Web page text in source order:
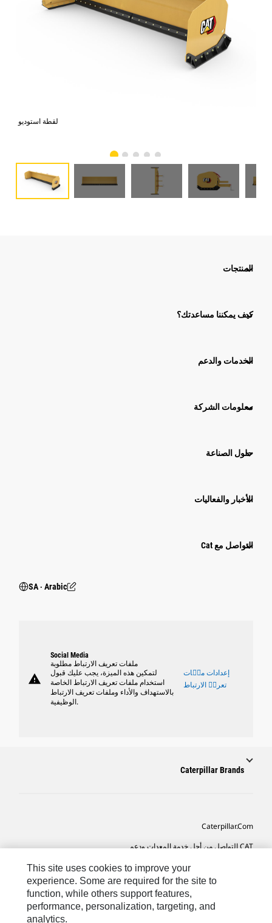
لقطة استوديو
المنتجات
كيف يمكننا مساعدتك؟
الخدمات والدعم
معلومات الشركة
حلول الصناعة
الأخبار والفعاليات
التواصل مع Cat
SA ‧ Arabic
warning
Social Media
ملفات تعريف الارتباط مطلوبة
لتمكين هذه الميزة، يجب عليك قبول
استخدام ملفات تعريف الارتباط الخاصة
بالاستهداف والأداء وملفات تعريف الارتباط
الوظيفية.
إعدادات ملٝات
تعريٝ الارتباط
Caterpillar Brands
Caterpillar.com
CAT التواصل من أجل خدمة المعدات ودعم
تفضيلات التسويق الخاصة بي
خريطة الموقع
Cookie Settings
This site uses cookies to improve your
experience. Some are required for the site to
function, while others support features,
performance, personalization, targeting, and
analytics.